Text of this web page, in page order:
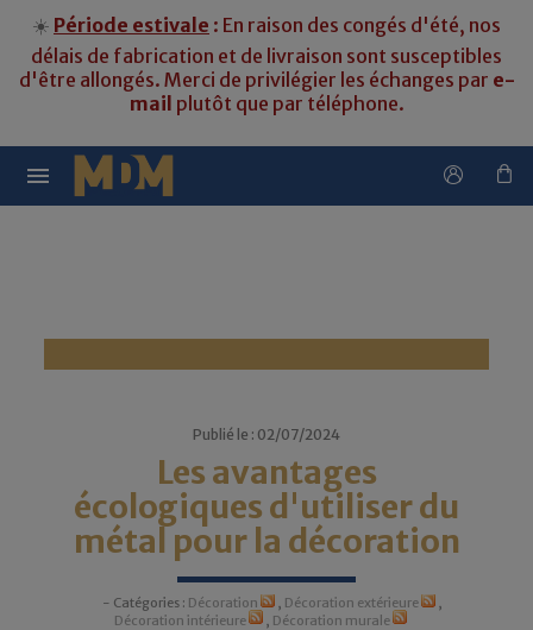
☀️ Période estivale : En raison des congés d'été, nos
délais de fabrication et de livraison sont susceptibles
d'être allongés. Merci de privilégier les échanges par e-
mail plutôt que par téléphone.

Publié le : 02/07/2024
Les avantages
écologiques d'utiliser du
métal pour la décoration
- Catégories : Décoration , Décoration extérieure
,
Décoration intérieure
Décoration murale